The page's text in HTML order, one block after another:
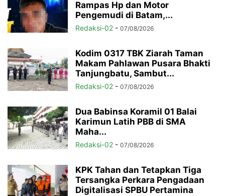
Rampas Hp dan Motor
Pengemudi di Batam,...
Redaksi-02 - 07/08/2026
Kodim 0317 TBK Ziarah Taman
Makam Pahlawan Pusara Bhakti
Tanjungbatu, Sambut...
Redaksi-02 - 07/08/2026
Dua Babinsa Koramil 01 Balai
Karimun Latih PBB di SMA
Maha...
Redaksi-02 - 07/08/2026
KPK Tahan dan Tetapkan Tiga
Tersangka Perkara Pengadaan
Digitalisasi SPBU Pertamina